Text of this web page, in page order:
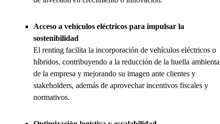
Acceso a vehículos eléctricos para impulsar la
sostenibilidad
El renting facilita la incorporación de vehículos eléctricos o
híbridos, contribuyendo a la reducción de la huella
de la empresa y mejorando su imagen ante clientes y
stakeholders, además de aprovechar incentivos fiscales y
normativos.